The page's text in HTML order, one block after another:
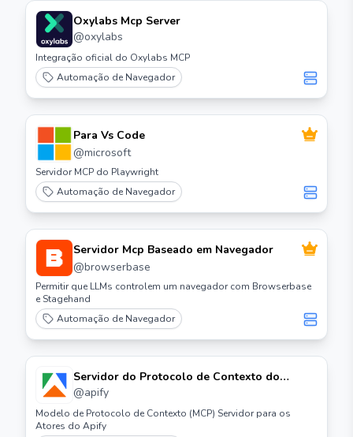
Oxylabs Mcp Server
@oxylabs
Integração oficial do Oxylabs MCP
Automação de Navegador
Para Vs Code
@microsoft
Servidor MCP do Playwright
Automação de Navegador
Servidor Mcp Baseado em Navegador
@browserbase
Permitir que LLMs controlem um navegador com Browserbase
e Stagehand
Automação de Navegador
Servidor do Protocolo de Contexto do
Modelo Apify (mcp)
@apify
Modelo de Protocolo de Contexto (MCP) Servidor para os
Atores do Apify